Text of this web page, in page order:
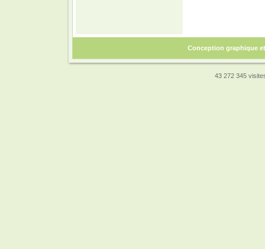
Conception graphique
43 272 345